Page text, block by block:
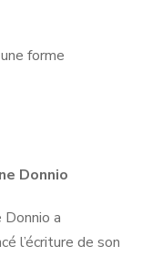
forme
Donnio
a
l’écriture de son